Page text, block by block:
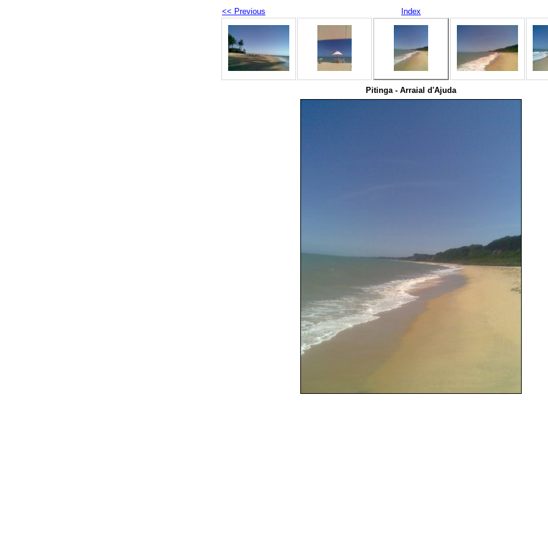
<< Previous Index
Pitinga - Arraial d'Ajuda